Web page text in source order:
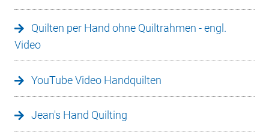
Quilten per Hand ohne Quiltrahmen - engl.
Video
YouTube Video Handquilten
Jean's Hand Quilting